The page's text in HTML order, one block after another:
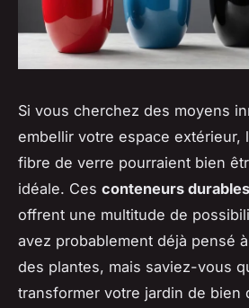
Si vous cherchez des moyens
embellir votre espace extérieur,
fibre de verre pourraient bien
idéale. Ces conteneurs
offrent une multitude de
avez probablement déjà pensé
des plantes, mais saviez-vous
transformer votre jardin de bien